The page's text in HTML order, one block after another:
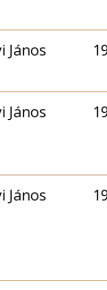
János
János
János